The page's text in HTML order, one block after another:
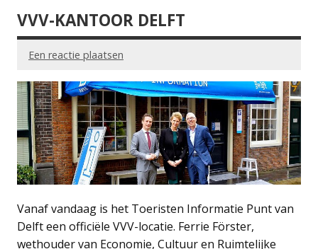
VVV-KANTOOR DELFT
Een reactie plaatsen
Vanaf vandaag is het Toeristen Informatie Punt van
Delft een officiële VVV-locatie. Ferrie Förster,
wethouder van Economie, Cultuur en Ruimtelijke